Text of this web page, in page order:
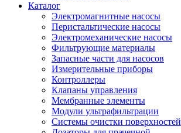
Каталог
Электромагнитные насосы
Перистальтические насосы
Электромеханические насосы
Фильтрующие материалы
Запасные части для насосов
Измерительные приборы
Контроллеры
Клапаны управления
Мембранные элементы
Модули ультрафильтрации
Системы очистки поверхностей